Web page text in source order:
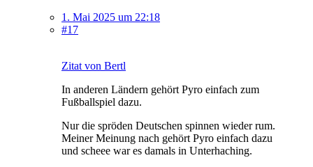
1. Mai 2025 um 22:18
#17
Zitat von Bertl
In anderen Ländern gehört Pyro einfach zum
Fußballspiel dazu.
Nur die spröden Deutschen spinnen wieder rum.
Meiner Meinung nach gehört Pyro einfach dazu
und scheee war es damals in Unterhaching.